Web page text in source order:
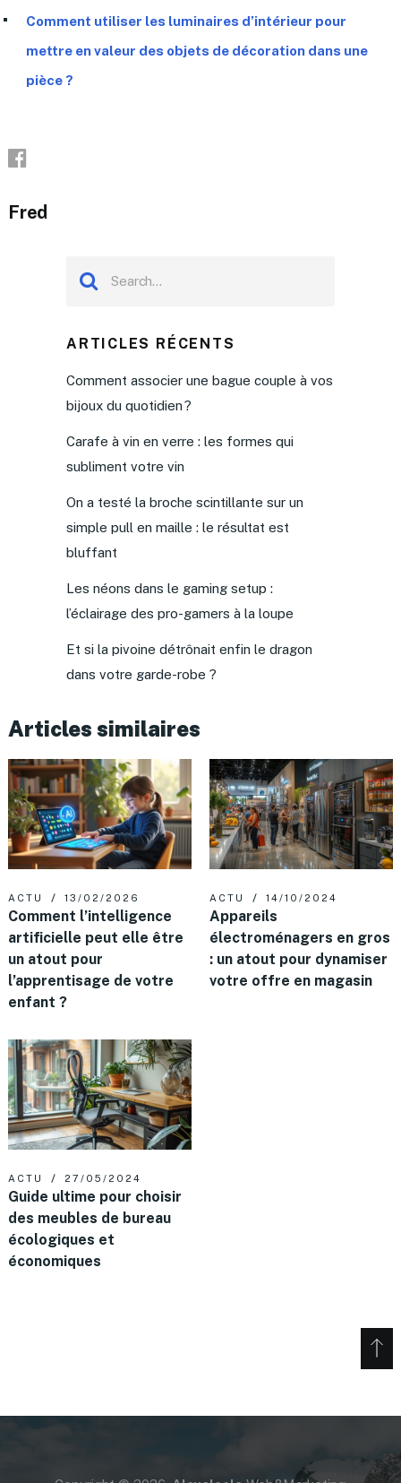
Comment utiliser les luminaires d’intérieur pour
mettre en valeur des objets de décoration dans une
pièce ?
Fred
ARTICLES RÉCENTS
Comment associer une bague couple à vos
bijoux du quotidien ?
Carafe à vin en verre : les formes qui
subliment votre vin
On a testé la broche scintillante sur un
simple pull en maille : le résultat est
bluffant
Les néons dans le gaming setup :
l’éclairage des pro-gamers à la loupe
Et si la pivoine détrônait enfin le dragon
dans votre garde-robe ?
Articles similaires
ACTU 13/02/2026
Comment l’intelligence
artificielle peut elle être
un atout pour
l’apprentisage de votre
enfant ?
ACTU 14/10/2024
Appareils
électroménagers en gros
: un atout pour dynamiser
votre offre en magasin
ACTU 27/05/2024
Guide ultime pour choisir
des meubles de bureau
écologiques et
économiques